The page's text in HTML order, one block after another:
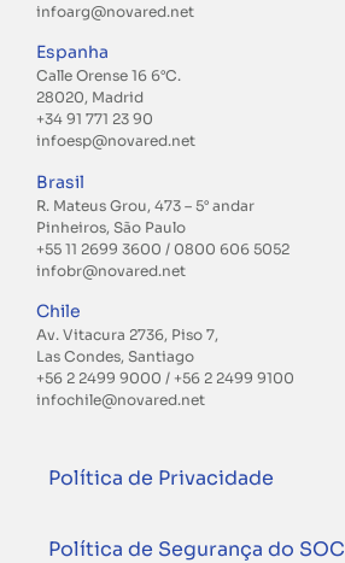
infoarg@novared.net
Espanha
Calle Orense 16 6°C.
28020, Madrid
+34 91 771 23 90
infoesp@novared.net
Brasil
R. Mateus Grou, 473 – 5° andar
Pinheiros, São Paulo
+55 11 2699 3600 / 0800 606 5052
infobr@novared.net
Chile
Av. Vitacura 2736, Piso 7,
Las Condes, Santiago
+56 2 2499 9000 / +56 2 2499 9100
infochile@novared.net
Política de Privacidade
Política de Segurança do SOC